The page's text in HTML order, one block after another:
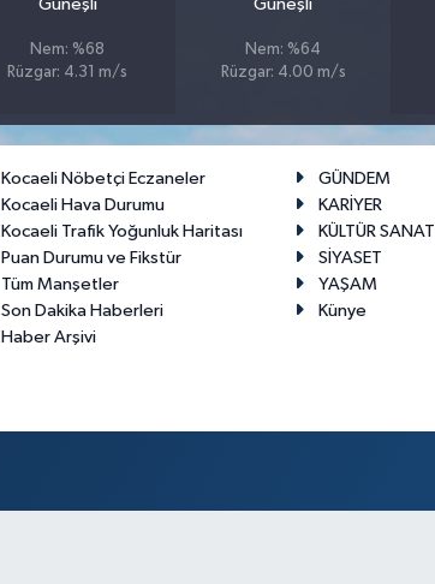
Güneşli
Nem: %68
Rüzgar: 4.31 m/s
Güneşli
Nem: %64
Rüzgar: 4.00 m/s
Kocaeli Nöbetçi Eczaneler
Kocaeli Hava Durumu
Kocaeli Trafik Yoğunluk Haritası
Puan Durumu ve Fikstür
Tüm Manşetler
Son Dakika Haberleri
Haber Arşivi
GÜNDEM
KARİYER
KÜLTÜR SANAT
SİYASET
YAŞAM
Künye